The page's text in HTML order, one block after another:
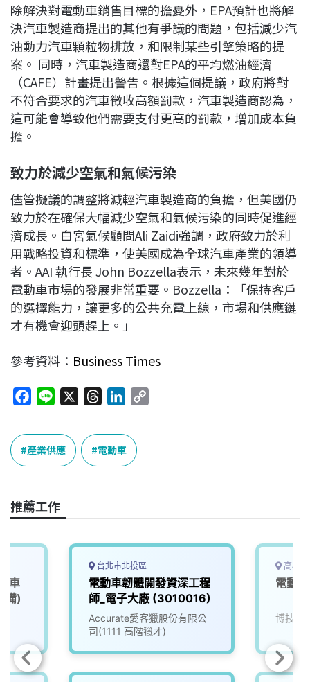
除解決對電動車銷售目標的擔憂外，EPA預計也將解
決汽車製造商提出的其他有爭議的問題，包括減少汽
油動力汽車顆粒物排放，和限制某些引擎策略的提
案。 同時，汽車製造商還對EPA的平均燃油經濟
（CAFE）計畫提出警告。根據這個提議，政府將對
不符合要求的汽車徵收高額罰款，汽車製造商認為，
這可能會導致他們需要支付更高的罰款，增加成本負
擔。
致力於減少空氣和氣候污染
儘管擬議的調整將減輕汽車製造商的負擔，但美國仍
致力於在確保大幅減少空氣和氣候污染的同時促進經
濟成長。白宮氣候顧問Ali Zaidi強調，政府致力於利
用戰略投資和標準，使美國成為全球汽車產業的領導
者。AAI 執行長 John Bozzella表示，未來幾年對於
電動車市場的發展非常重要。Bozzella：「保持客戶
的選擇能力，讓更多的公共充電上線，市場和供應鏈
才有機會迎頭趕上。」
參考資料： Business Times
c
e
b
o
k
n
e
r
e
a
n
k
e
n
k
產業供應 電動車
推薦工作
車
備)
台北市北投區
電動車韌體開發資深工程
師_電子大廠 (3010016)
Accurate愛客獵股份有限公
司(1111 高階獵才)
高雄
電動
博技科